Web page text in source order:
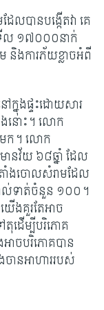
លបានបង្កើតវា គេ
ល ១៧០០០នាក់
ងការភ័យខ្លាចអំពី
នុងផ្ទះដោយសារ
ងនោះ។ លោក
មក។ លោក​
នវ័យ ៦៨ឆ្នាំ ដែល
ងចោលសំរាម​ដែល
ទាត់ចំនួន ១០០។
ើង​​គួរ​តែអាច
តុ​ដើម្បី​បរិភោគ
ាចបរិភោគបាន​
ានអាហាររបស់